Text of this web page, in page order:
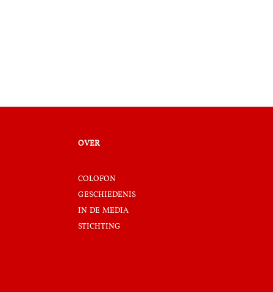
over
colofon
geschiedenis
in de media
stichting